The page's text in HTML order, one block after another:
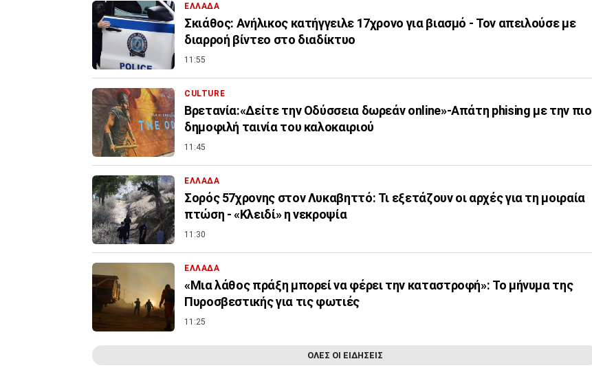
ΕΛΛΑΔΑ
Σκιάθος: Ανήλικος κατήγγειλε 17χρονο για βιασμό - Τον απειλούσε με
διαρροή βίντεο στο διαδίκτυο
11:55
CULTURE
Βρετανία:«Δείτε την Οδύσσεια δωρεάν online»-Απάτη phising με την πιο
δημοφιλή ταινία του καλοκαιριού
11:45
ΕΛΛΑΔΑ
Σορός 57χρονης στον Λυκαβηττό: Τι εξετάζουν οι αρχές για τη μοιραία
πτώση - «Κλειδί» η νεκροψία
11:30
ΕΛΛΑΔΑ
«Μια λάθος πράξη μπορεί να φέρει την καταστροφή»: Το μήνυμα της
Πυροσβεστικής για τις φωτιές
11:25
ΟΛΕΣ ΟΙ ΕΙΔΗΣΕΙΣ